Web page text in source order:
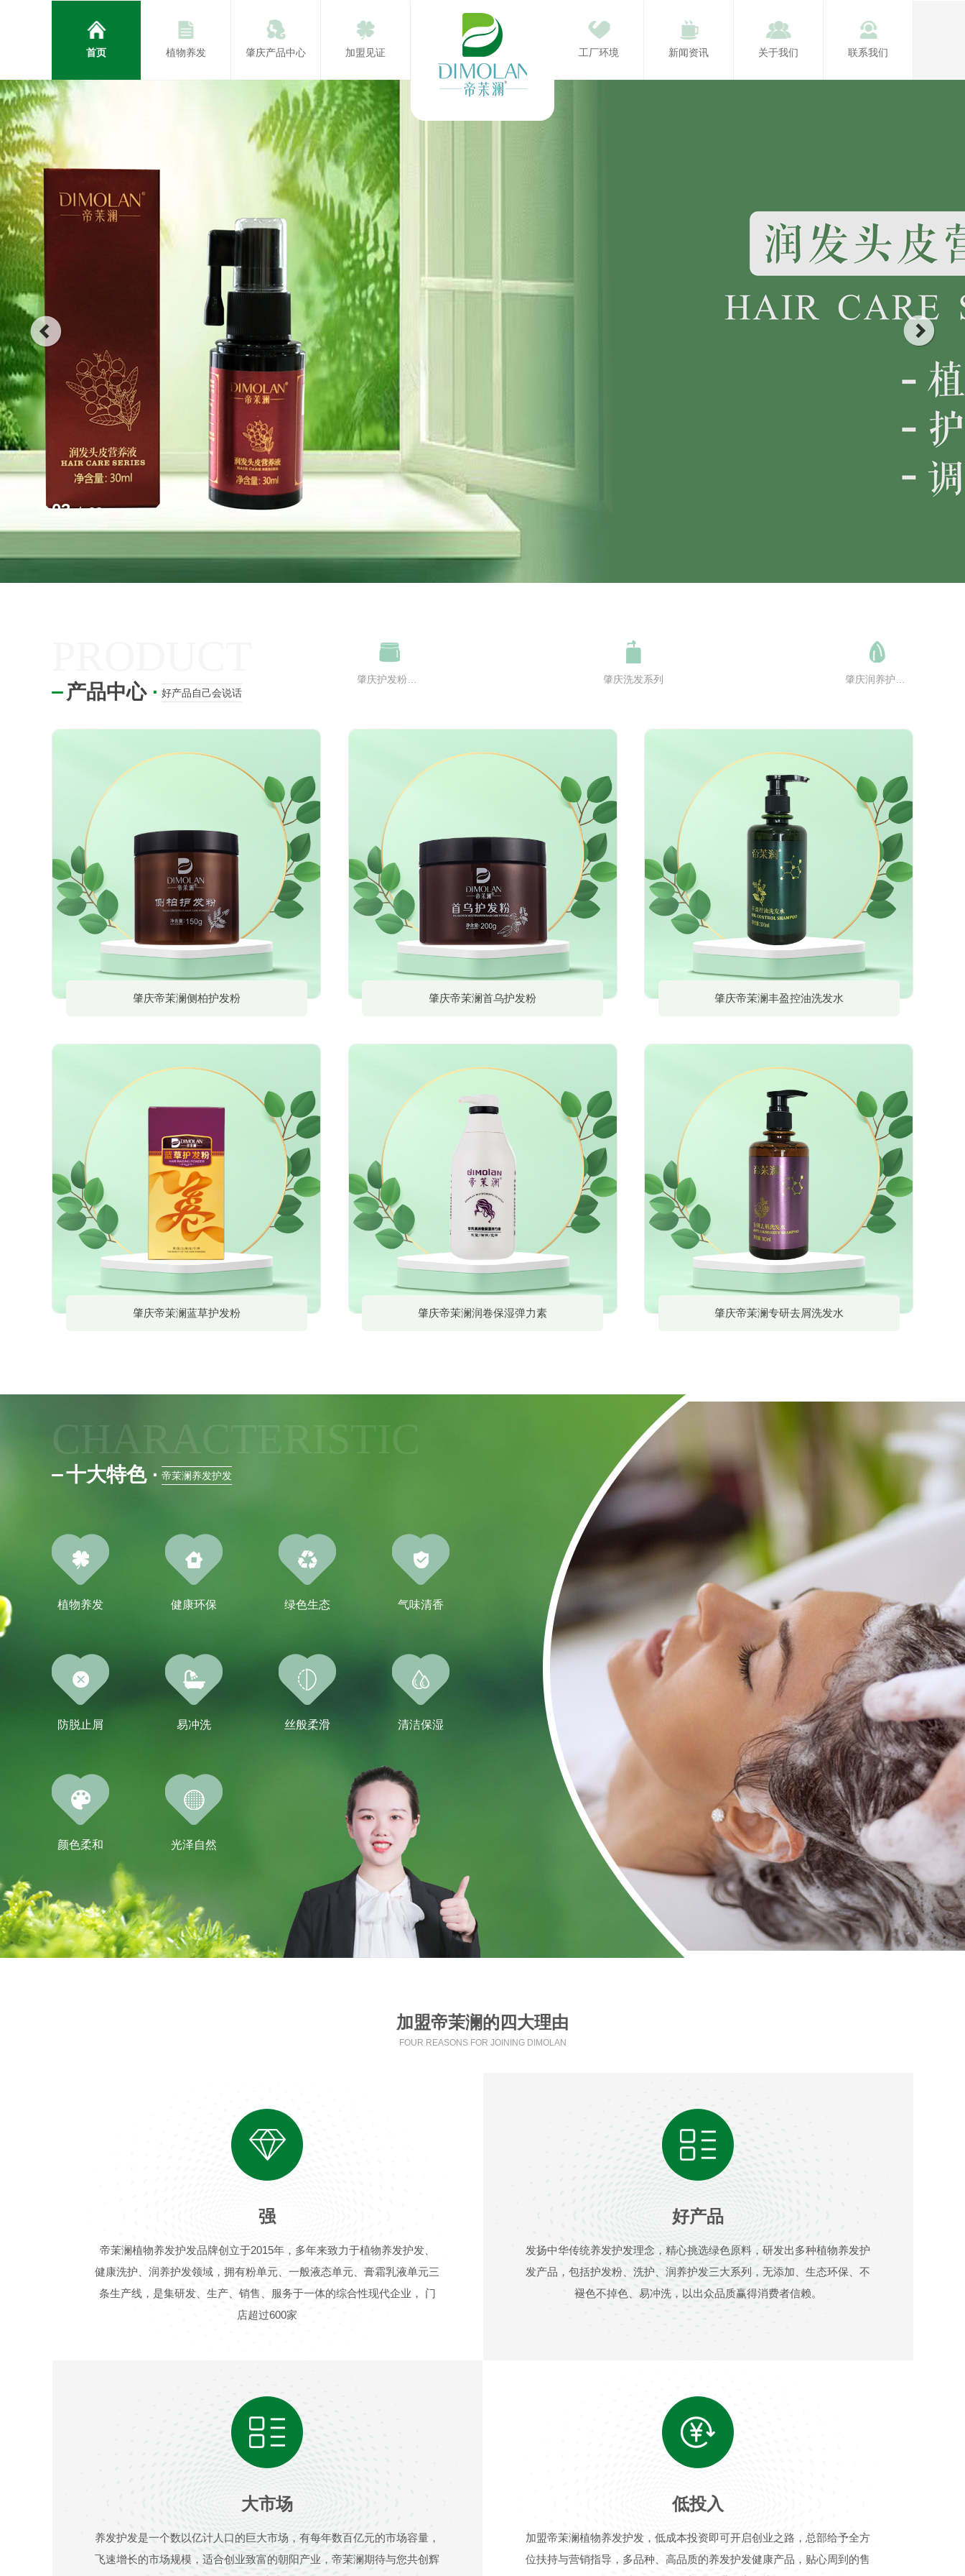
首页 植物养发 肇庆产品中心 加盟见证 工厂环境 新闻资讯 关于我们 联系我们
03 / 03
产品中心 · 好产品自己会说话
肇庆洗发系列
肇庆帝茉澜侧柏护发粉 肇庆帝茉澜首乌护发粉 肇庆帝茉澜丰盈控油洗发水
肇庆帝茉澜蓝草护发粉 肇庆帝茉澜润卷保湿弹力素 肇庆帝茉澜专研去屑洗发水
CHARACTERISTIC
十大特色 · 帝茉澜养发护发
植物养发 健康环保 绿色生态 气味清香
防脱止屑 易冲洗 丝般柔滑 清洁保湿
颜色柔和 光泽自然
加盟帝茉澜的四大理由
FOUR REASONS FOR JOINING DIMOLAN
强
帝茉澜植物养发护发品牌创立于2015年，多年来致力于植物养发护发、
健康洗护、润养护发领域，拥有粉单元、一般液态单元、膏霜乳液单元三
条生产线，是集研发、生产、销售、服务于一体的综合性现代企业， 门
店超过600家
好产品
发扬中华传统养发护发理念，精心挑选绿色原料，研发出多种植物养发护
发产品，包括护发粉、洗护、润养护发三大系列，无添加、生态环保、不
褪色不掉色、易冲洗，以出众品质赢得消费者信赖。
大市场
养发护发是一个数以亿计人口的巨大市场，有每年数百亿元的市场容量，
飞速增长的市场规模，适合创业致富的朝阳产业，帝茉澜期待与您共创辉
低投入
加盟帝茉澜植物养发护发，低成本投资即可开启创业之路，总部给予全方
位扶持与营销指导，多品种、高品质的养发护发健康产品，贴心周到的售